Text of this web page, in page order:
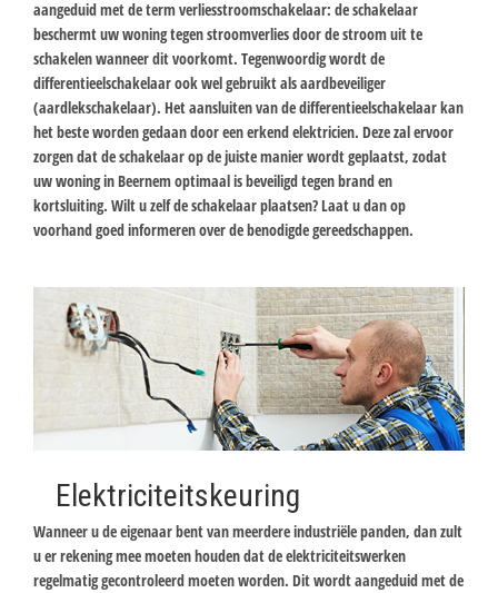
aangeduid met de term verliesstroomschakelaar: de schakelaar
beschermt uw woning tegen stroomverlies door de stroom uit te
schakelen wanneer dit voorkomt. Tegenwoordig wordt de
differentieelschakelaar ook wel gebruikt als aardbeveiliger
(aardlekschakelaar). Het aansluiten van de differentieelschakelaar kan
het beste worden gedaan door een erkend elektricien. Deze zal ervoor
zorgen dat de schakelaar op de juiste manier wordt geplaatst, zodat
uw woning in Beernem optimaal is beveiligd tegen brand en
kortsluiting. Wilt u zelf de schakelaar plaatsen? Laat u dan op
voorhand goed informeren over de benodigde gereedschappen.
Elektriciteitskeuring
Wanneer u de eigenaar bent van meerdere industriële panden, dan zult
u er rekening mee moeten houden dat de elektriciteitswerken
regelmatig gecontroleerd moeten worden. Dit wordt aangeduid met de